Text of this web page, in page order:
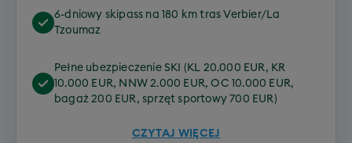
6-dniowy skipass na 180 km tras Verbier/La
Tzoumaz
Pełne ubezpieczenie SKI (KL 20.000 EUR, KR
10.000 EUR, NNW 2.000 EUR, OC 10.000 EUR,
bagaż 200 EUR, sprzęt sportowy 700 EUR)
CZYTAJ WIĘCEJ